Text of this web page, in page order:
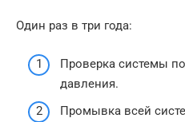
Один раз в три года:
Проверка системы
давления.
Промывка всей